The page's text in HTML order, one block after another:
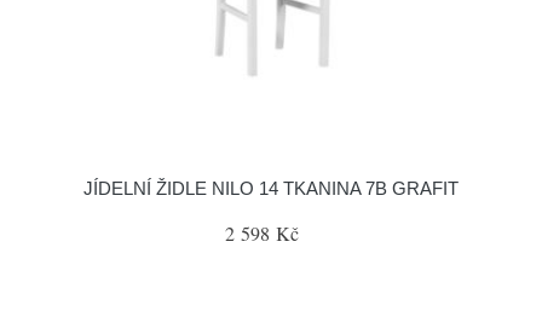
JÍDELNÍ ŽIDLE NILO 14 TKANINA 7B GRAFIT
2 598 Kč